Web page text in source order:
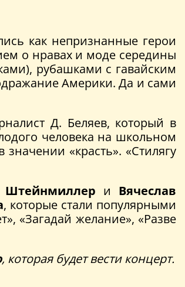
как непризнанные герои
о нравах и моде середины
рубашками с гавайским
Америки. Да и сами
Д. Беляев, который в
человека на школьном
«красть». «Стилягу
Штейнмиллер и Вячеслав
, которые стали популярными
«Загадай желание», «Разве
, которая будет вести концерт.